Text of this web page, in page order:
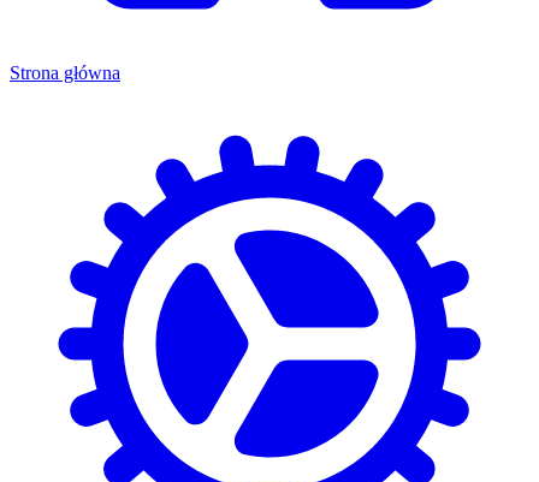
Strona główna